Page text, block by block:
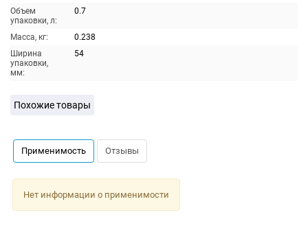
Объем
упаковки, л:
0.7
Масса, кг:
0.238
Ширина
упаковки,
мм:
54
Похожие товары
Применимость Отзывы
Нет информации о применимости